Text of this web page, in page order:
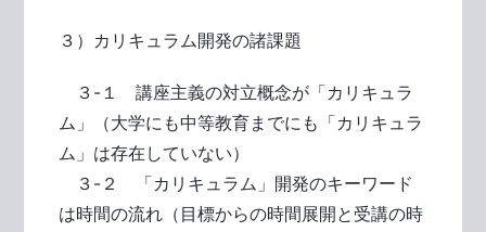
３）カリキュラム開発の諸課題
３-１ 講座主義の対立概念が「カリキュラ
ム」（大学にも中等教育までにも「カリキュラ
ム」は存在していない）
３-２ 「カリキュラム」開発のキーワード
は時間の流れ（目標からの時間展開と受講の時